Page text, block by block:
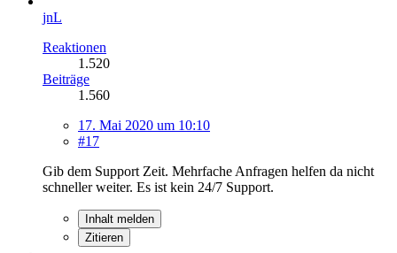
jnL
Reaktionen
1.520
Beiträge
1.560
17. Mai 2020 um 10:10
#17
Gib dem Support Zeit. Mehrfache Anfragen helfen da nicht
schneller weiter. Es ist kein 24/7 Support.
Inhalt melden
Zitieren